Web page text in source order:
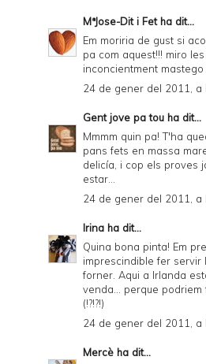
MªJose-Dit i Fetha dit...
Em moriria de gust si
pa com aquest!!! miro
inconcientment mastego
24 de gener del 2011, a
Gent jove pa tou ha dit...
Mmmm quin pa! T'ha
pans fets en massa
delicía, i cop els proves
estar...
24 de gener del 2011, a
Irina ha dit...
Quina bona pinta! Em
imprescindible fer servir
forner. Aqui a Irlanda
venda... perque podriem
(!?!?!)
24 de gener del 2011, a
Mercè ha dit...